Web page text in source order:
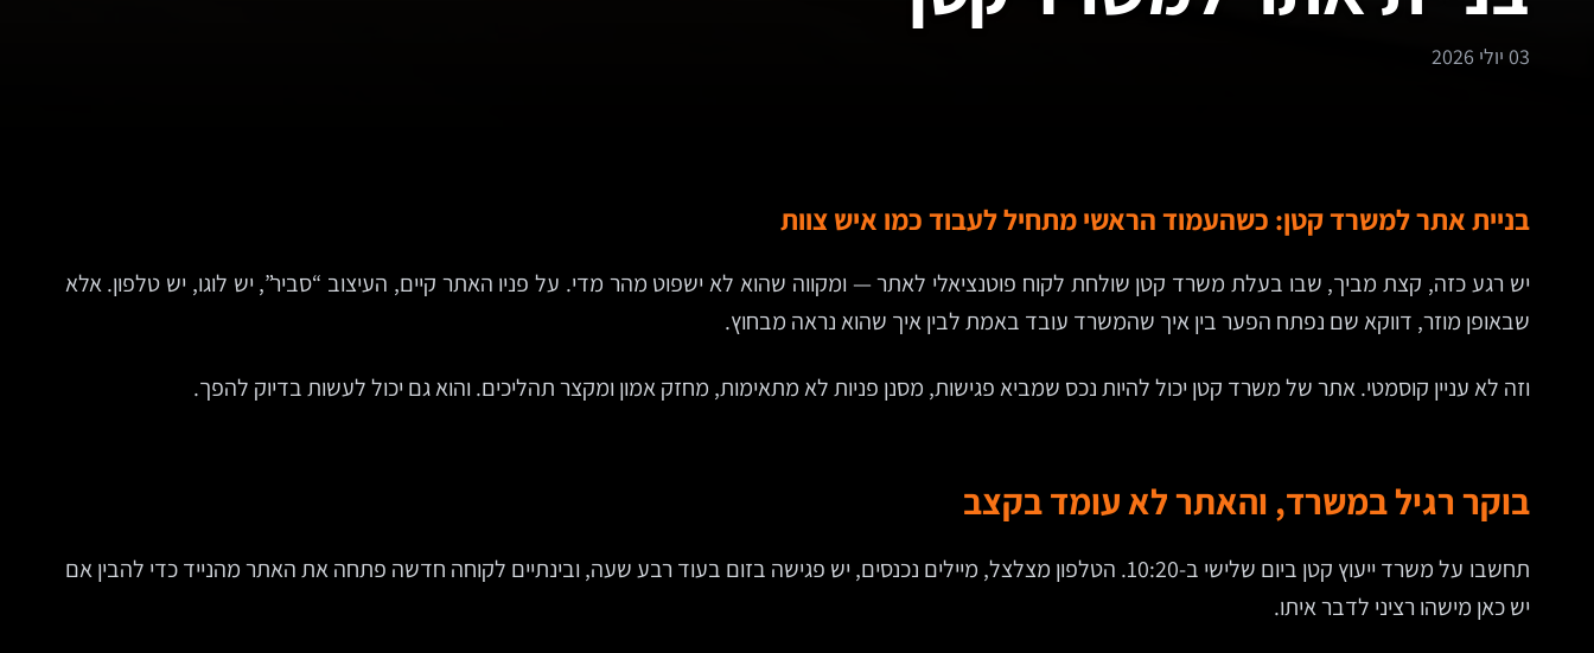
03 יולי 2026
בניית אתר למשרד קטן: כשהעמוד הראשי מתחיל לעבוד כמו איש צוות
יש רגע כזה, קצת מביך, שבו בעלת משרד קטן שולחת לקוח פוטנציאלי לאתר — ומקווה שהוא לא ישפוט מהר מדי. על פניו האתר קיים, העיצוב “סביר”, יש לוגו, יש טלפון. אלא
שבאופן מוזר, דווקא שם נפתח הפער בין איך שהמשרד עובד באמת לבין איך שהוא נראה מבחוץ.
וזה לא עניין קוסמטי. אתר של משרד קטן יכול להיות נכס שמביא פגישות, מסנן פניות לא מתאימות, מחזק אמון ומקצר תהליכים. והוא גם יכול לעשות בדיוק להפך.
בוקר רגיל במשרד, והאתר לא עומד בקצב
תחשבו על משרד ייעוץ קטן ביום שלישי ב-10:20. הטלפון מצלצל, מיילים נכנסים, יש פגישה בזום בעוד רבע שעה, ובינתיים לקוחה חדשה פתחה את האתר מהנייד כדי להבין אם
יש כאן מישהו רציני לדבר איתו.